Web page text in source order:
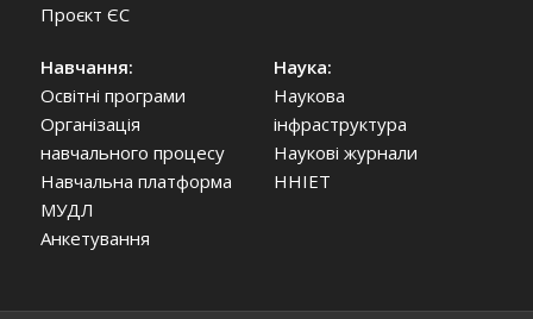
Проєкт ЄС
Навчання:
Освітні програми
Організація
навчального процесу
Навчальна платформа
МУДЛ
Анкетування
Наука:
Наукова
інфраструктура
Наукові журнали
ННІЕТ